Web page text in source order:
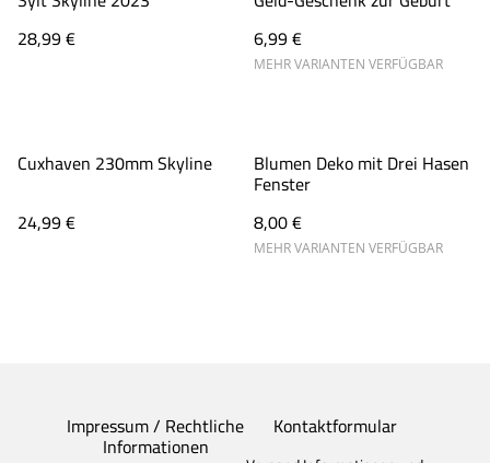
28,99 €
6,99 €
MEHR VARIANTEN VERFÜGBAR
Cuxhaven 230mm Skyline
24,99 €
Blumen Deko mit Drei Hasen
Fenster
8,00 €
MEHR VARIANTEN VERFÜGBAR
Impressum / Rechtliche
Informationen
Kontaktformular